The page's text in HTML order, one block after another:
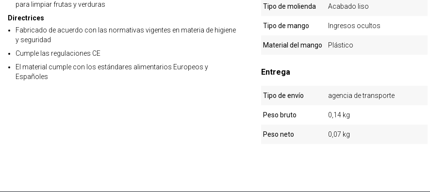
para limpiar frutas y verduras
Directrices
Fabricado de acuerdo con las normativas vigentes en materia de higiene
y seguridad
Cumple las regulaciones CE
El material cumple con los estándares alimentarios Europeos y
Españoles
Tipo de molienda Acabado liso
Tipo de mango Ingresos ocultos
Material del mango Plástico
Entrega
Tipo de envío agencia de transporte
Peso bruto 0,14 kg
Peso neto 0,07 kg